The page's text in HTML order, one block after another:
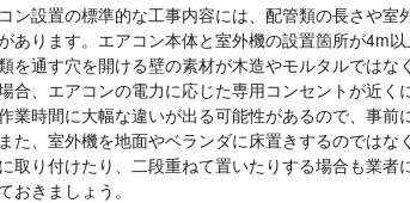
ン設置の標準的な工事内容には、配管類の長さや室
あります。エアコン本体と室外機の設置箇所が4m以
を通す穴を開ける壁の素材が木造やモルタルではな
合、エアコンの電力に応じた専用コンセントが近く
業時間に大幅な違いが出る可能性があるので、事前
た、室外機を地面やベランダに床置きするのではな
取り付けたり、二段重ねて置いたりする場合も業者
おきましょう。